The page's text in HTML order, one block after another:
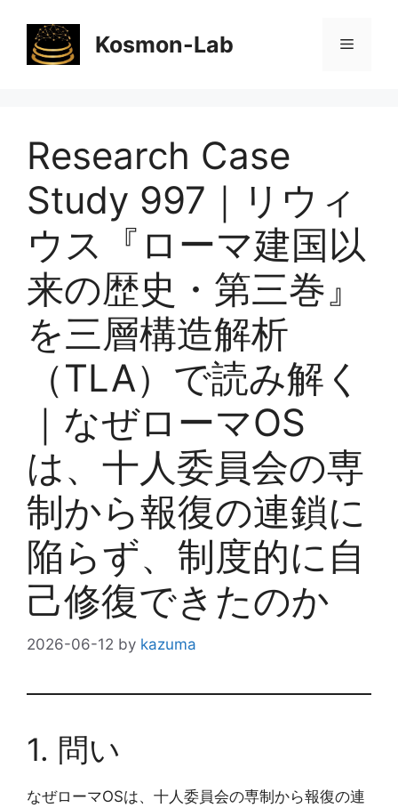
Kosmon-Lab メ
Research Case
Study 997｜リウィ
ウス『ローマ建国以
来の歴史・第三巻』
を三層構造解析
（TLA）で読み解く
｜なぜローマOS
は、十人委員会の専
制から報復の連鎖に
陥らず、制度的に自
己修復できたのか
2026-06-12 by kazuma
1. 問い
なぜローマOSは、十人委員会の専制から報復の連